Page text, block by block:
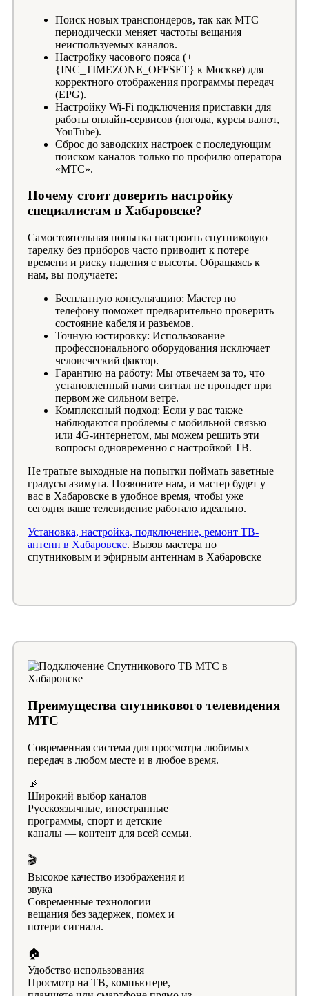
Поиск новых транспондеров, так как МТС
периодически меняет частоты вещания
неиспользуемых каналов.
Настройку часового пояса (+
{INC_TIMEZONE_OFFSET} к Москве) для
корректного отображения программы передач
(EPG).
Настройку Wi-Fi подключения приставки для
работы онлайн-сервисов (погода, курсы валют,
YouTube).
Сброс до заводских настроек с последующим
поиском каналов только по профилю оператора
«МТС».
Почему стоит доверить настройку
специалистам в Хабаровске?
Самостоятельная попытка настроить спутниковую
тарелку без приборов часто приводит к потере
времени и риску падения с высоты. Обращаясь к
нам, вы получаете:
Бесплатную консультацию: Мастер по
телефону поможет предварительно проверить
состояние кабеля и разъемов.
Точную юстировку: Использование
профессионального оборудования исключает
человеческий фактор.
Гарантию на работу: Мы отвечаем за то, что
установленный нами сигнал не пропадет при
первом же сильном ветре.
Комплексный подход: Если у вас также
наблюдаются проблемы с мобильной связью
или 4G-интернетом, мы можем решить эти
вопросы одновременно с настройкой ТВ.
Не тратьте выходные на попытки поймать заветные
градусы азимута. Позвоните нам, и мастер будет у
вас в Хабаровске в удобное время, чтобы уже
сегодня ваше телевидение работало идеально.
Установка, настройка, подключение, ремонт ТВ-
антенн в Хабаровске. Вызов мастера по
спутниковым и эфирным антеннам в Хабаровске
Преимущества спутникового телевидения
МТС
Современная система для просмотра любимых
передач в любом месте и в любое время.
📡
Широкий выбор каналов
Русскоязычные, иностранные
программы, спорт и детские
каналы — контент для всей семьи.
🎬
Высокое качество изображения и
звука
Современные технологии
вещания без задержек, помех и
потери сигнала.
🏠
Удобство использования
Просмотр на ТВ, компьютере,